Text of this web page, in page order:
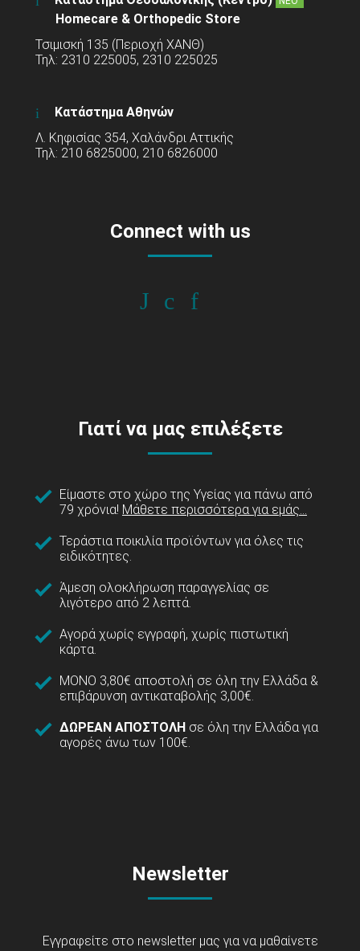
Homecare & Orthopedic Store
Τσιμισκή 135 (Περιοχή ΧΑΝΘ)
Τηλ: 2310 225005, 2310 225025
Κατάστημα Αθηνών
Λ. Κηφισίας 354, Χαλάνδρι Αττικής
Τηλ: 210 6825000, 210 6826000
Connect with us
Γιατί να μας επιλέξετε
Είμαστε στο χώρο της Υγείας για πάνω από
79 χρόνια! Μάθετε περισσότερα για εμάς...
Τεράστια ποικιλία προϊόντων για όλες τις
ειδικότητες.
Άμεση ολοκλήρωση παραγγελίας σε
λιγότερο από 2 λεπτά.
Αγορά χωρίς εγγραφή, χωρίς πιστωτική
κάρτα.
ΜΟΝΟ 3,80€ αποστολή σε όλη την Ελλάδα &
επιβάρυνση αντικαταβολής 3,00€.
ΔΩΡΕΑΝ ΑΠΟΣΤΟΛΗ σε όλη την Ελλάδα για
αγορές άνω των 100€.
Newsletter
Εγγραφείτε στο newsletter μας για να μαθαίνετε